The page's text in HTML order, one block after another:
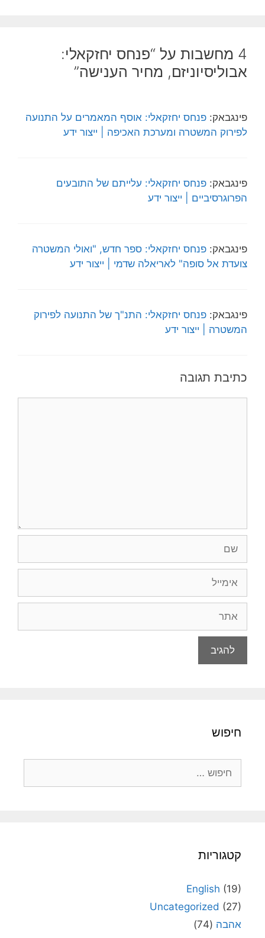
4 מחשבות על “פנחס יחזקאלי:
אבוליסיוניזם, מחיר הענישה”
פינגבאק: פנחס יחזקאלי: אוסף המאמרים על התנועה
לפירוק המשטרה ומערכת האכיפה | ייצור ידע
פינגבאק: פנחס יחזקאלי: עלייתם של התובעים
הפרוגרסיביים | ייצור ידע
פינגבאק: פנחס יחזקאלי: ספר חדש, "ואולי המשטרה
צועדת אל סופה" לאריאלה שדמי | ייצור ידע
פינגבאק: פנחס יחזקאלי: התנ"ך של התנועה לפירוק
המשטרה | ייצור ידע
כתיבת תגובה
חיפוש
קטגוריות
English (19)
Uncategorized (27)
אהבה (74)